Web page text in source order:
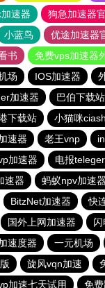
速器
狗急加速器
小蓝鸟 优途加速器
书
免费vps加速器
场 IOS加速器
加速器 巴伯下载站
下载站
小猫咪
速器 老王vnp
加速器
电报
速器
蚂蚁npv加速器
BitzNet加速器
快
国外上网加速器
速度器 一元机场
旋风vqn加速
加速七天试用 免